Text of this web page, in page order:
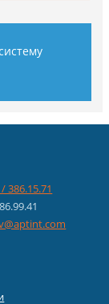
386.15.71